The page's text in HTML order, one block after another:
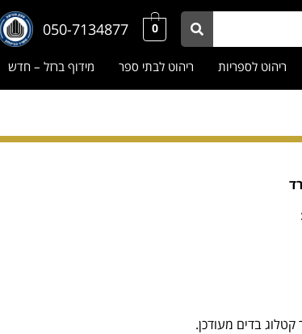
0
050-7134877
ריהוט לספריות ריהוט לבתי ספר מידוף ברזל – חדש
בדים מעודכן.